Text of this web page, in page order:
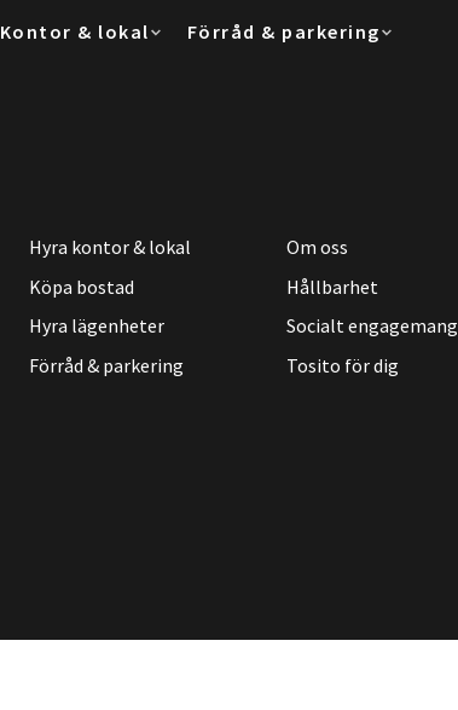
Kontor & lokal Förråd & parkering
Hyra kontor & lokal
Köpa bostad
Hyra lägenheter
Förråd & parkering
Om oss
Hållbarhet
Socialt engagemang
Tosito för dig